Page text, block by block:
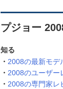
プジョー
知る
2008の最新モデ
2008のユーザー
2008の専門家レ